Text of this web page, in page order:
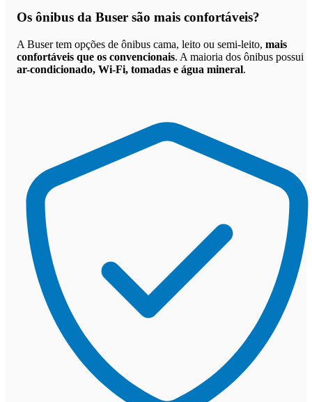
Os ônibus da Buser são mais confortáveis?
A Buser tem opções de ônibus cama, leito ou semi-leito, mais
confortáveis que os convencionais. A maioria dos ônibus possui
ar-condicionado, Wi-Fi, tomadas e água mineral.